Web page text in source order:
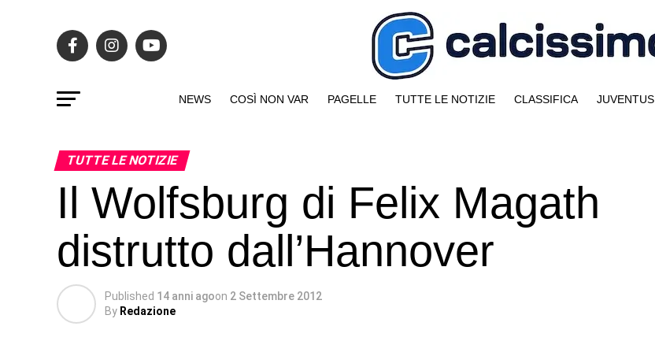
NEWS COSÌ NON VAR PAGELLE TUTTE LE NOTIZIE CLASSIFICA JUVENTUS
TUTTE LE NOTIZIE
Il Wolfsburg di Felix Magath
distrutto dall’Hannover
Published 14 anni agoon 2 Settembre 2012
By Redazione